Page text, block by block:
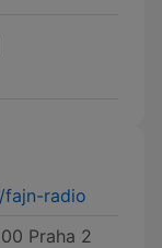
radio
Praha 2